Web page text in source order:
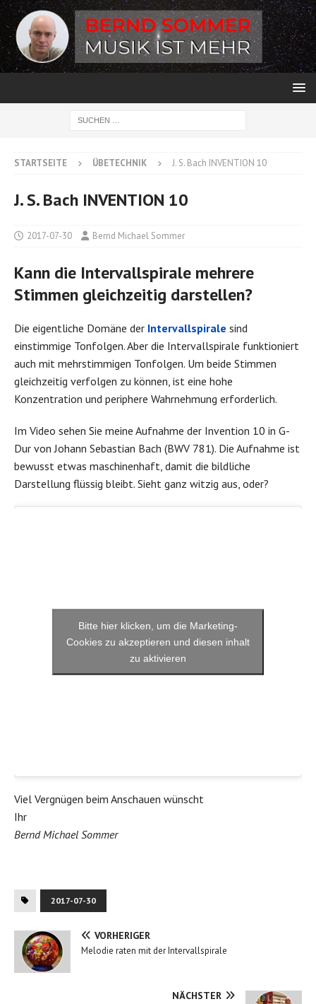
STARTSEITE ÜBETECHNIK J. S. Bach INVENTION 10
J. S. Bach INVENTION 10
2017-07-30 Bernd Michael Sommer
Kann die Intervallspirale mehrere
Stimmen gleichzeitig darstellen?
Die eigentliche Domäne der Intervallspirale sind
einstimmige Tonfolgen. Aber die Intervallspirale funktioniert
auch mit mehrstimmigen Tonfolgen. Um beide Stimmen
gleichzeitig verfolgen zu können, ist eine hohe
Konzentration und periphere Wahrnehmung erforderlich.
Im Video sehen Sie meine Aufnahme der Invention 10 in G-
Dur von Johann Sebastian Bach (BWV 781). Die Aufnahme ist
bewusst etwas maschinenhaft, damit die bildliche
Darstellung flüssig bleibt. Sieht ganz witzig aus, oder?
Bitte hier klicken, um die Marketing-
Cookies zu akzeptieren und diesen inhalt
zu aktivieren
Viel Vergnügen beim Anschauen wünscht
Ihr
Bernd Michael Sommer
2017-07-30
VORHERIGER
Melodie raten mit der Intervallspirale
NÄCHSTER